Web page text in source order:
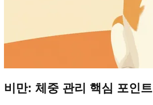
비만: 체중 관리 핵심 포인트